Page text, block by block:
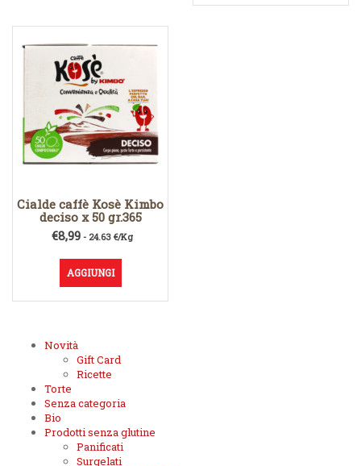
Cialde caffè Kosè Kimbo
deciso x 50 gr.365
€8,99 - 24.63 €/Kg
AGGIUNGI
Novità
Gift Card
Ricette
Torte
Senza categoria
Bio
Prodotti senza glutine
Panificati
Surgelati